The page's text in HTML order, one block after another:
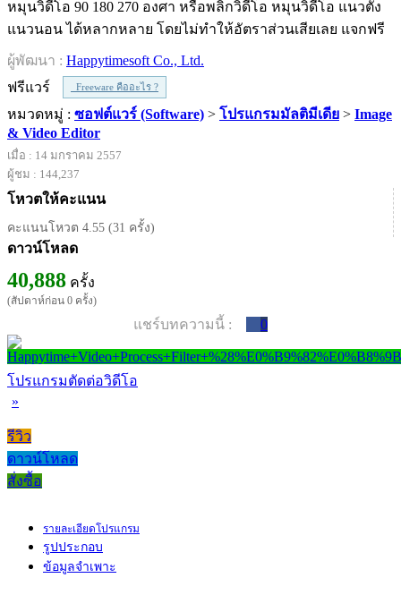
หมุนวิดีโอ 90 180 270 องศา หรือพลิกวิดีโอ หมุนวิดีโอ แนวตั้ง
แนวนอน ได้หลากหลาย โดยไม่ทำให้อัตราส่วนเสียเลย แจกฟรี
ผู้พัฒนา : Happytimesoft Co., Ltd.
ฟรีแวร์
Freeware คืออะไร ?
หมวดหมู่ : ซอฟต์แวร์ (Software) > โปรแกรมมัลติมีเดีย > Image
& Video Editor
เมื่อ : 14 มกราคม 2557
ผู้ชม : 144,237
โหวตให้คะแนน
คะแนนโหวต 4.55 (31 ครั้ง)
ดาวน์โหลด
40,888 ครั้ง
(สัปดาห์ก่อน 0 ครั้ง)
แชร์บทความนี้ : 0
โปรแกรมตัดต่อวิดีโอ
»
รีวิว
ดาวน์โหลด
สั่งซื้อ
รายละเอียดโปรแกรม
รูปประกอบ
ข้อมูลจำเพาะ